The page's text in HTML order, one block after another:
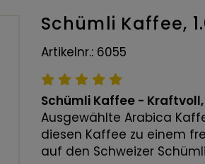
Schümli Kaffee,
Artikelnr.: 6055
Schümli Kaffee -
Ausgewählte Arabica
diesen Kaffee zu einem
auf den Schweizer